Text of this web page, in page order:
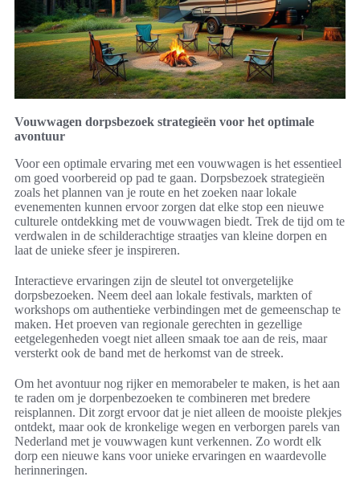
Vouwwagen dorpsbezoek strategieën voor het optimale
avontuur
Voor een optimale ervaring met een vouwwagen is het essentieel
om goed voorbereid op pad te gaan. Dorpsbezoek strategieën
zoals het plannen van je route en het zoeken naar lokale
evenementen kunnen ervoor zorgen dat elke stop een nieuwe
culturele ontdekking met de vouwwagen biedt. Trek de tijd om te
verdwalen in de schilderachtige straatjes van kleine dorpen en
laat de unieke sfeer je inspireren.
Interactieve ervaringen zijn de sleutel tot onvergetelijke
dorpsbezoeken. Neem deel aan lokale festivals, markten of
workshops om authentieke verbindingen met de gemeenschap te
maken. Het proeven van regionale gerechten in gezellige
eetgelegenheden voegt niet alleen smaak toe aan de reis, maar
versterkt ook de band met de herkomst van de streek.
Om het avontuur nog rijker en memorabeler te maken, is het aan
te raden om je dorpenbezoeken te combineren met bredere
reisplannen. Dit zorgt ervoor dat je niet alleen de mooiste plekjes
ontdekt, maar ook de kronkelige wegen en verborgen parels van
Nederland met je vouwwagen kunt verkennen. Zo wordt elk
dorp een nieuwe kans voor unieke ervaringen en waardevolle
herinneringen.